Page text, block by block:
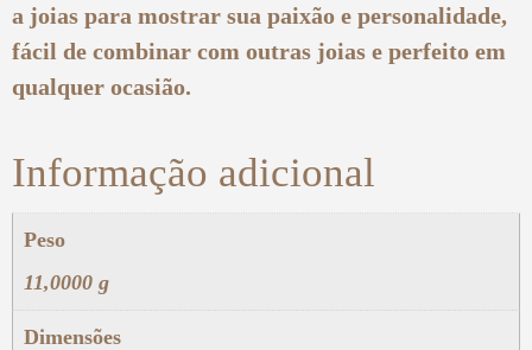
a joias para mostrar sua paixão e personalidade,
fácil de combinar com outras joias e perfeito em
qualquer ocasião.
Informação adicional
Peso
11,0000 g
Dimensões